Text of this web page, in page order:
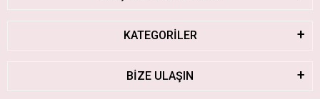
KATEGORİLER
BİZE ULAŞIN